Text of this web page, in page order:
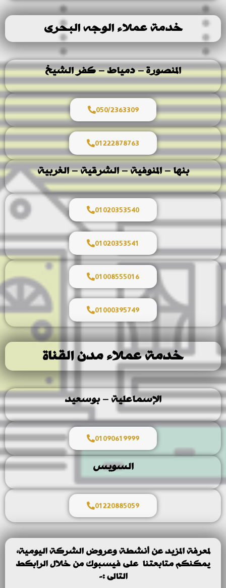
خدمة عملاء الوجه البحرى
المنصورة – دمياط – كفر الشيخ
050/2363309
01222878763
بنها – المنوفية – الشرقية – الغربية
01020353540
01020353541
01008555016
01000395749
خدمة عملاء مدن القناة
الإسماعلية – بوسعيد
01090619999
السويس
01220885059
لمعرفة المزيد عن أنشطة وعروض الشركة اليومية،
يمكنكم متابعتنا على فيسبوك من خلال الرابكط
التالى :-